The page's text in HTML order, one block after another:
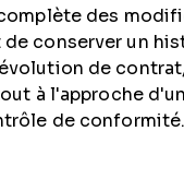
des
conserver un
de
à l'approche
de conformité.